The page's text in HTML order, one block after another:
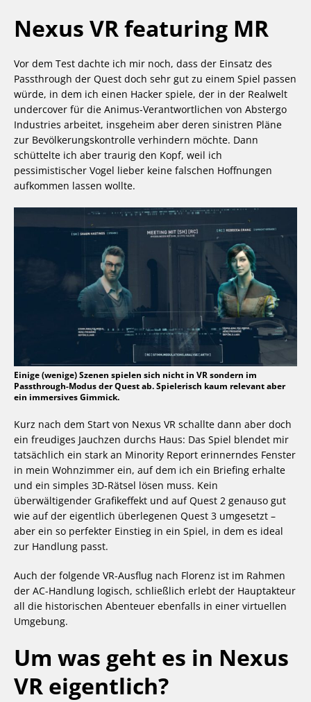
Nexus VR featuring MR
Vor dem Test dachte ich mir noch, dass der Einsatz des
Passthrough der Quest doch sehr gut zu einem Spiel passen
würde, in dem ich einen Hacker spiele, der in der Realwelt
undercover für die Animus-Verantwortlichen von Abstergo
Industries arbeitet, insgeheim aber deren sinistren Pläne
zur Bevölkerungskontrolle verhindern möchte. Dann
schüttelte ich aber traurig den Kopf, weil ich
pessimistischer Vogel lieber keine falschen Hoffnungen
aufkommen lassen wollte.
Einige (wenige) Szenen spielen sich nicht in VR sondern im
Passthrough-Modus der Quest ab. Spielerisch kaum relevant aber
ein immersives Gimmick.
Kurz nach dem Start von Nexus VR schallte dann aber doch
ein freudiges Jauchzen durchs Haus: Das Spiel blendet mir
tatsächlich ein stark an Minority Report erinnerndes Fenster
in mein Wohnzimmer ein, auf dem ich ein Briefing erhalte
und ein simples 3D-Rätsel lösen muss. Kein
überwältigender Grafikeffekt und auf Quest 2 genauso gut
wie auf der eigentlich überlegenen Quest 3 umgesetzt –
aber ein so perfekter Einstieg in ein Spiel, in dem es ideal
zur Handlung passt.
Auch der folgende VR-Ausflug nach Florenz ist im Rahmen
der AC-Handlung logisch, schließlich erlebt der Hauptakteur
all die historischen Abenteuer ebenfalls in einer virtuellen
Umgebung.
Um was geht es in Nexus
VR eigentlich?